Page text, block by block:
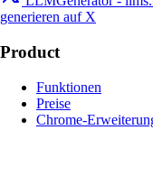
generieren auf X
Product
Funktionen
Preise
Chrome-